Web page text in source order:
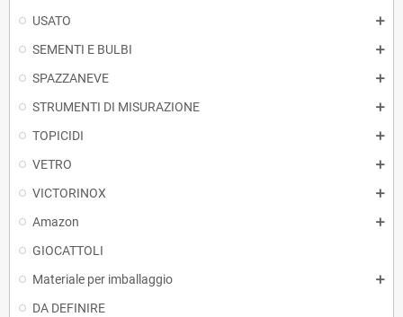
USATO
SEMENTI E BULBI
SPAZZANEVE
STRUMENTI DI MISURAZIONE
TOPICIDI
VETRO
VICTORINOX
Amazon
GIOCATTOLI
Materiale per imballaggio
DA DEFINIRE